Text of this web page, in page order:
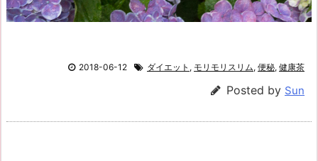
2018-06-12 ダイエット , モリモリスリム, 便秘, 健康茶
Posted by Sun